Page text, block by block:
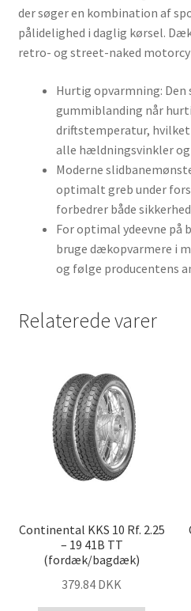
der søger en kombination af
pålidelighed i daglig kørsel.
retro- og street-naked
Hurtig opvarmning: Den
gummiblanding når
driftstemperatur,
alle hældningsvinkler
Moderne
optimalt greb under
forbedrer både
For optimal ydeevne på
bruge dækopvarmere i
og følge producentens
Relaterede varer
Continental KKS 10 Rf. 2.25
– 19 41B TT
(fordæk/bagdæk)
379.84 DKK